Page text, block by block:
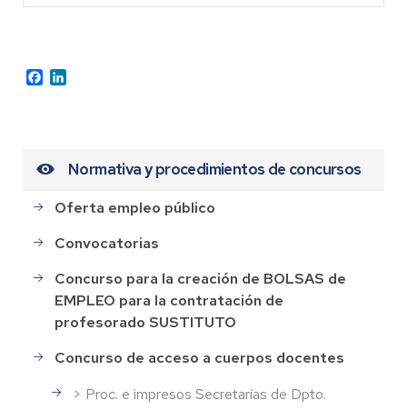
Facebook
Normativa y procedimientos de concursos
Oferta empleo público
Convocatorias
Concurso para la creación de BOLSAS de
EMPLEO para la contratación de
profesorado SUSTITUTO
Concurso de acceso a cuerpos docentes
> Proc. e impresos Secretarías de Dpto.